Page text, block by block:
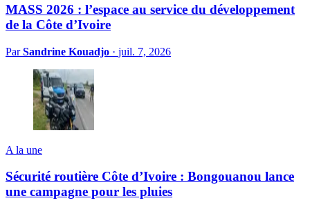
MASS 2026 : l’espace au service du développement
de la Côte d’Ivoire
ParSandrine Kouadjo · juil. 7, 2026
A la une
Sécurité routière Côte d’Ivoire : Bongouanou lance
une campagne pour les pluies